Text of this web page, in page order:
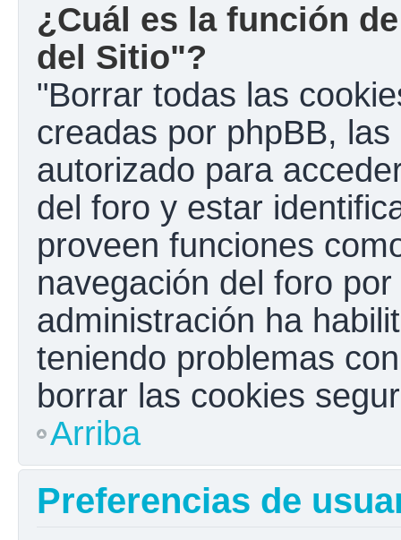
¿Cuál es la función
del Sitio"?
"Borrar todas las
creadas por phpBB,
autorizado para
del foro y estar
proveen funciones
navegación del foro
administración ha
teniendo problemas
borrar las cookies
Arriba
Preferencias de